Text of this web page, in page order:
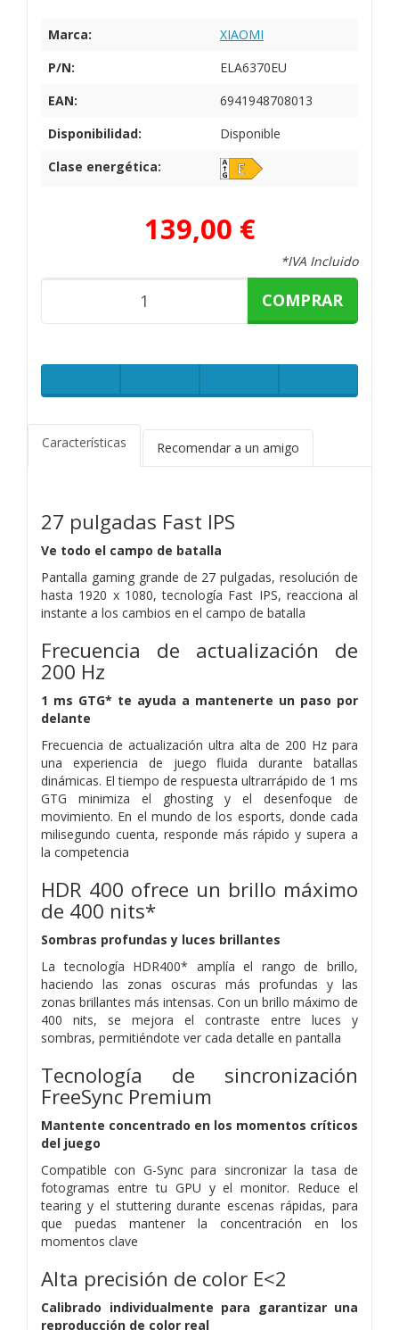
Marca:
XIAOMI
P/N:
ELA6370EU
EAN:
6941948708013
Disponibilidad:
Disponible
Clase energética:
139,00 €
*IVA Incluido
COMPRAR
Características Recomendar a un amigo
27 pulgadas Fast IPS
Ve todo el campo de batalla
Pantalla gaming grande de 27 pulgadas, resolución de
hasta 1920 x 1080, tecnología Fast IPS, reacciona al
instante a los cambios en el campo de batalla
Frecuencia de actualización de
200 Hz
1 ms GTG* te ayuda a mantenerte un paso por
delante
Frecuencia de actualización ultra alta de 200 Hz para
una experiencia de juego fluida durante batallas
dinámicas. El tiempo de respuesta ultrarrápido de 1 ms
GTG minimiza el ghosting y el desenfoque de
movimiento. En el mundo de los esports, donde cada
milisegundo cuenta, responde más rápido y supera a
la competencia
HDR 400 ofrece un brillo máximo
de 400 nits*
Sombras profundas y luces brillantes
La tecnología HDR400* amplía el rango de brillo,
haciendo las zonas oscuras más profundas y las
zonas brillantes más intensas. Con un brillo máximo de
400 nits, se mejora el contraste entre luces y
sombras, permitiéndote ver cada detalle en pantalla
Tecnología de sincronización
FreeSync Premium
Mantente concentrado en los momentos críticos
del juego
Compatible con G-Sync para sincronizar la tasa de
fotogramas entre tu GPU y el monitor. Reduce el
tearing y el stuttering durante escenas rápidas, para
que puedas mantener la concentración en los
momentos clave
Alta precisión de color E<2
Calibrado individualmente para garantizar una
reproducción de color real